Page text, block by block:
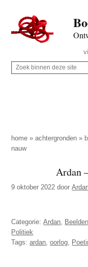
naar
de
inhoud
secondary
naar
de
sidebar
naar
de
Rechts
Z
p
d
z
i
t
Z
i
n
n
z
e
home »achtergronden »
nauw
Ardan
9 oktober 2022 door
Categorie:Ardan
Politiek
Tags:ardan ,oorlog